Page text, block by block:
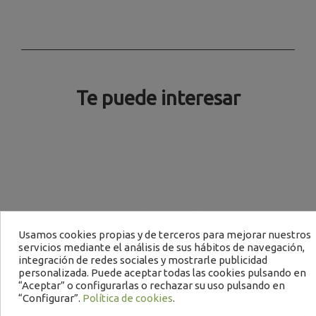
Te puede interesar
Usamos cookies propias y de terceros para mejorar nuestros
servicios mediante el análisis de sus hábitos de navegación,
integración de redes sociales y mostrarle publicidad
personalizada. Puede aceptar todas las cookies pulsando en
“Aceptar” o configurarlas o rechazar su uso pulsando en
“Configurar”. Política de cookies.